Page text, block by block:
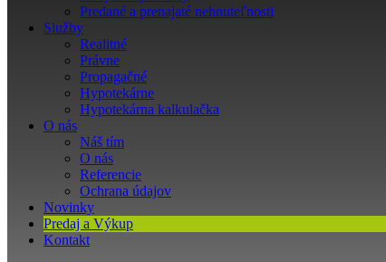
Predané a prenajaté nehnuteľnosti
Služby
Realitné
Právne
Propagačné
Hypotekárne
Hypotekárna kalkulačka
O nás
Náš tím
O nás
Referencie
Ochrana údajov
Novinky
Predaj a Výkup
Kontakt